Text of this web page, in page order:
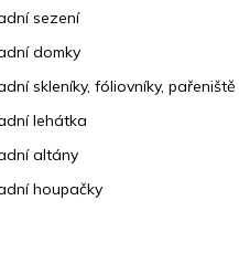
sezení
domky
skleníky, fóliovníky, pařeniště
lehátka
altány
houpačky